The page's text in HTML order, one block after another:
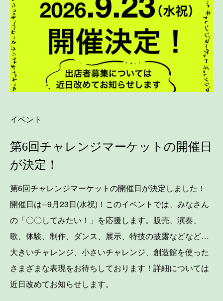
イベント
第6回チャレンジマーケットの開催日
が決定！
第6回チャレンジマーケットの開催日が決定しました！
開催日は─9月23日(水祝)！このイベントでは、みなさん
の「〇〇してみたい！」を応援します。販売、演奏、
歌、体験、制作、ダンス、展示、特技の披露などなど…
大きいチャレンジ、小さいチャレンジ、創造館を使った
さまざまな表現をお待ちしております！詳細については
近日改めてお知らせします。